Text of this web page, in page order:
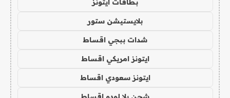
بطاقات ايتونز
بلايستيشن ستور
شدات ببجي اقساط
ايتونز امريكي اقساط
ايتونز سعودي اقساط